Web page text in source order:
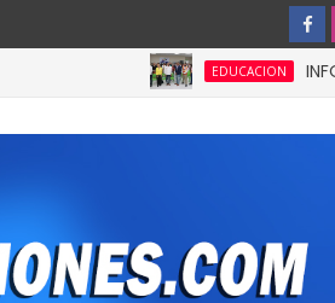
EDUCACION INFOTEP